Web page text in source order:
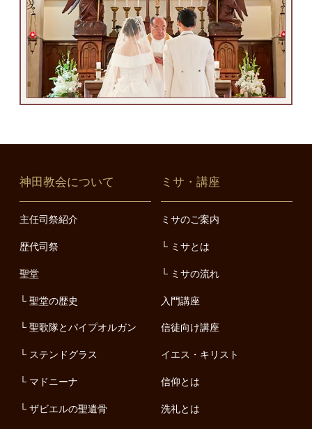
神田教会について
主任司祭紹介
歴代司祭
聖堂
聖堂の歴史
聖歌隊とパイプオルガン
ステンドグラス
マドニーナ
ザビエルの聖遺骨
ミサ・講座
ミサのご案内
ミサとは
ミサの流れ
入門講座
信徒向け講座
イエス・キリスト
信仰とは
洗礼とは